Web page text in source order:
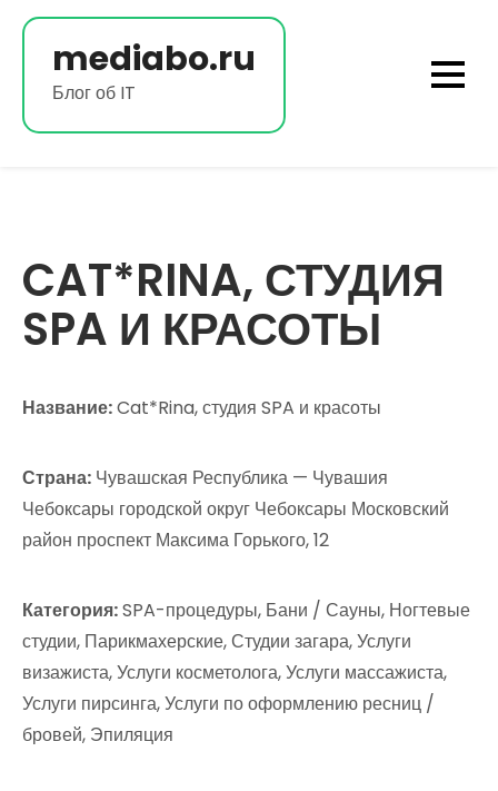
Перейти
содержимомуmediabo.ru
Блог об IT
CAT*RINA, СТУДИЯ
SPA И КРАСОТЫ
Название:Cat*Rina, студия SPA и красоты
Страна: Чувашская Республика — Чувашия
Чебоксары городской округ Чебоксары Московский
район проспект Максима Горького, 12
Категория:SPA-процедуры, Бани / Сауны, Ногтевые
студии, Парикмахерские, Студии загара, Услуги
визажиста, Услуги косметолога, Услуги массажиста,
Услуги пирсинга, Услуги по оформлению ресниц /
бровей, Эпиляция